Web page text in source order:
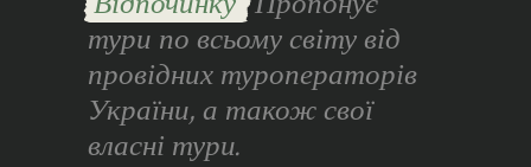
тури по всьому світу від
провідних туроператорів
України, а також свої
власні тури.